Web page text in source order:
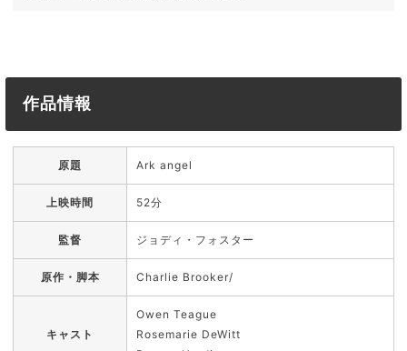
作品情報
原題 Ark angel
上映時間 52分
監督 ジョディ・フォスター
原作・脚本 Charlie Brooker/
キャスト
Owen Teague
Rosemarie DeWitt